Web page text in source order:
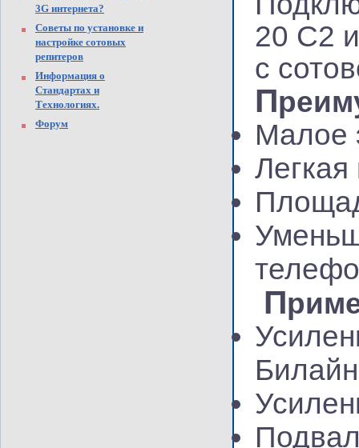
3G интернета?
Советы по установке и
настройке сотовых
репитеров
Информация о
Стандартах и
Технологиях.
Форум
20 C2
с
П
Малое
Легкая
П